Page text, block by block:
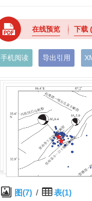
在线预览 下载
手机阅读 导出引用
图(7) / 表(1)